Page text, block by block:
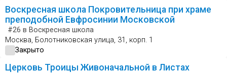
Воскресная школа Покровительница при храме
преподобной Евфросинии Московской
#26 в Воскресная школа
Москва, Болотниковская улица, 31, корп. 1
Закрыто
Церковь Троицы Живоначальной в Листах